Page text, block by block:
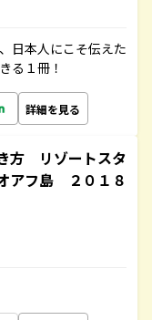
日本人にこそ伝えた
る１冊！
詳細を見る
方 リゾートスタ
アフ島 ２０１８